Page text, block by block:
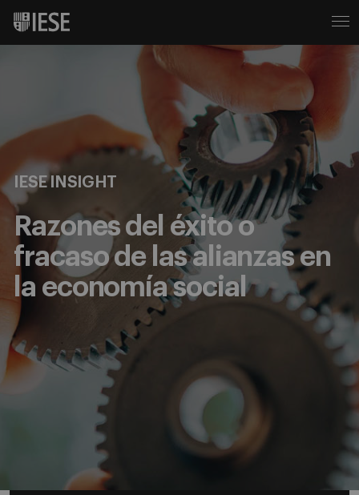
IESE INSIGHT
Razones del éxito o
fracaso de las alianzas en
la economía social